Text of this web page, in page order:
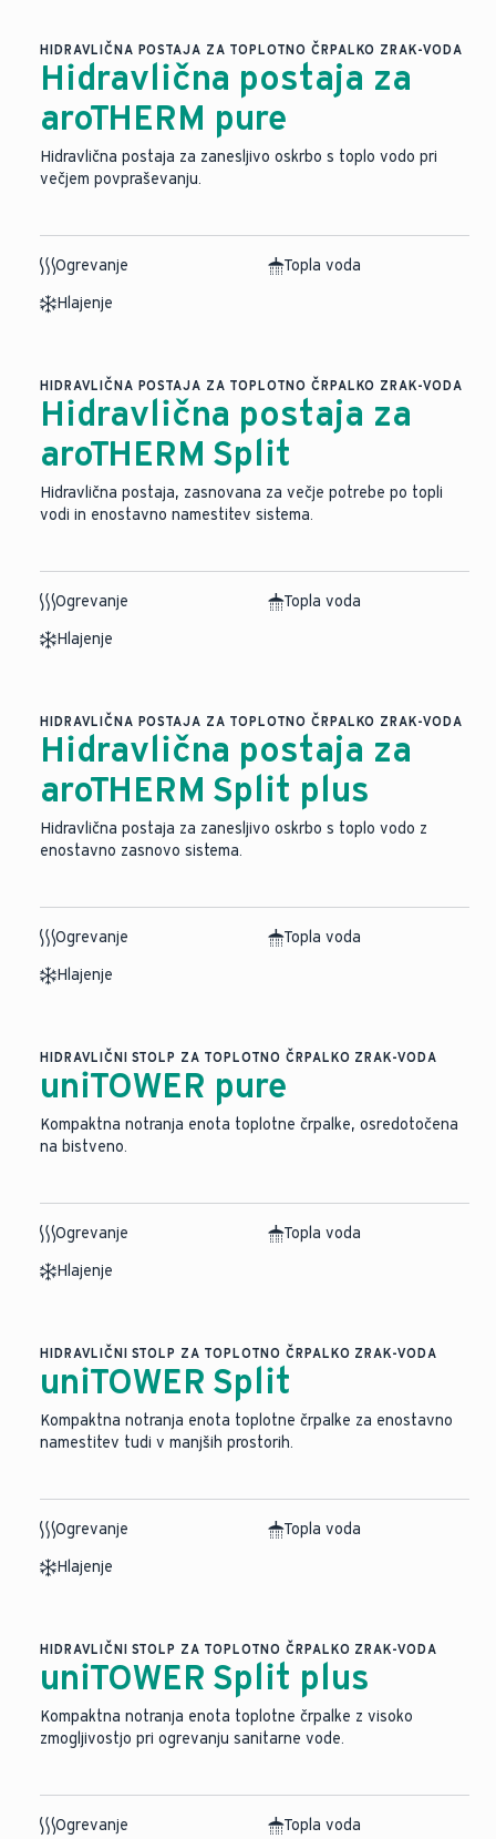
HIDRAVLIČNA POSTAJA ZA TOPLOTNO ČRPALKO ZRAK-VODA
Hidravlična postaja za
aroTHERM pure
Hidravlična postaja za zanesljivo oskrbo s toplo vodo pri
večjem povpraševanju.
Ogrevanje
Topla voda
Hlajenje
HIDRAVLIČNA POSTAJA ZA TOPLOTNO ČRPALKO ZRAK-VODA
Hidravlična postaja za
aroTHERM Split
Hidravlična postaja, zasnovana za večje potrebe po topli
vodi in enostavno namestitev sistema.
Ogrevanje
Topla voda
Hlajenje
HIDRAVLIČNA POSTAJA ZA TOPLOTNO ČRPALKO ZRAK-VODA
Hidravlična postaja za
aroTHERM Split plus
Hidravlična postaja za zanesljivo oskrbo s toplo vodo z
enostavno zasnovo sistema.
Ogrevanje
Topla voda
Hlajenje
HIDRAVLIČNI STOLP ZA TOPLOTNO ČRPALKO ZRAK-VODA
uniTOWER pure
Kompaktna notranja enota toplotne črpalke, osredotočena
na bistveno.
Ogrevanje
Topla voda
Hlajenje
HIDRAVLIČNI STOLP ZA TOPLOTNO ČRPALKO ZRAK-VODA
uniTOWER Split
Kompaktna notranja enota toplotne črpalke za enostavno
namestitev tudi v manjših prostorih.
Ogrevanje
Topla voda
Hlajenje
HIDRAVLIČNI STOLP ZA TOPLOTNO ČRPALKO ZRAK-VODA
uniTOWER Split plus
Kompaktna notranja enota toplotne črpalke z visoko
zmogljivostjo pri ogrevanju sanitarne vode.
Ogrevanje Topla voda